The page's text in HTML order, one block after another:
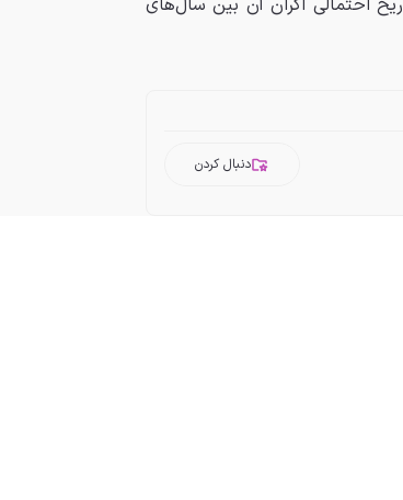
احتمالی اکران آن بین سال‌های
دنبال کردن